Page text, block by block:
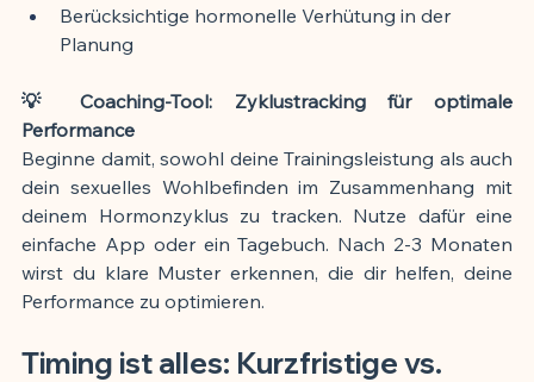
Berücksichtige hormonelle Verhütung in der
Planung
💡 Coaching-Tool: Zyklustracking für optimale
Performance
Beginne damit, sowohl deine Trainingsleistung als auch
dein sexuelles Wohlbefinden im Zusammenhang mit
deinem Hormonzyklus zu tracken. Nutze dafür eine
einfache App oder ein Tagebuch. Nach 2-3 Monaten
wirst du klare Muster erkennen, die dir helfen, deine
Performance zu optimieren.
Timing ist alles: Kurzfristige vs.